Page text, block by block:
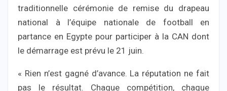
traditionnelle cérémonie de remise du drapeau
national à l’équipe nationale de football en
partance en Egypte pour participer à la CAN dont
le démarrage est prévu le 21 juin.
« Rien n’est gagné d’avance. La réputation ne fait
pas le résultat. Chaque compétition, chaque